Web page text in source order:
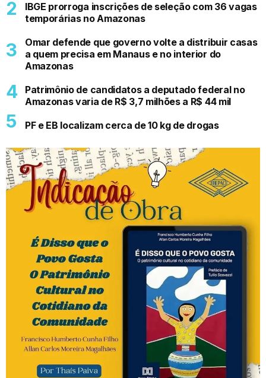
IBGE prorroga inscrições de seleção com 36 vagas
temporárias no Amazonas
Omar defende que governo volte a distribuir casas
a quem precisa em Manaus e no interior do
Amazonas
Patrimônio de candidatos a deputado federal no
Amazonas varia de R$ 3,7 milhões a R$ 44 mil
PF e EB localizam cerca de 10 kg de drogas